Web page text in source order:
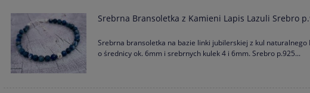
Bransoletka Charms Trzy Serduszka Stal
Szlachetna Grawer Gratis 26 Kolorów
95,00 zł
NAPISEM Stal Grawer Gratis
Srebrna Bransoletka z Kamieni Lapis Lazuli Srebro
Srebrna bransoletka na bazie linki jubilerskiej z kul naturalnego
o średnicy ok. 6mm i srebrnych kulek 4 i 6mm. Srebro p.925...